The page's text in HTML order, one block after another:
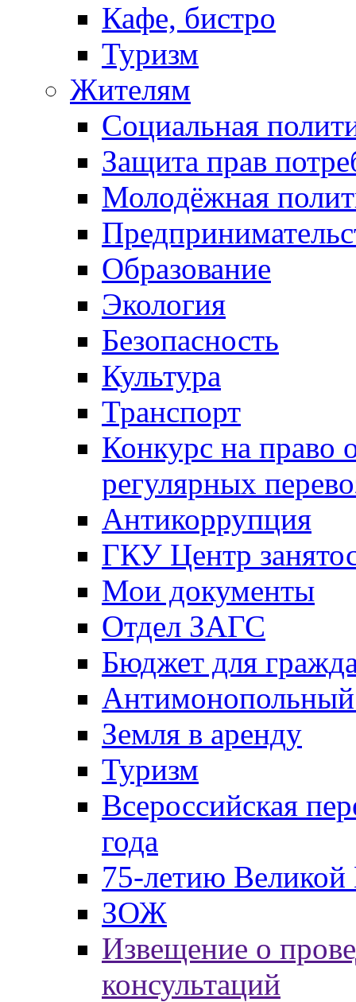
Кафе, бистро
Туризм
Жителям
Социальная
Защита прав
Молодёжная
Образование
Экология
Безопасность
Культура
Транспорт
Конкурс на право
регулярных
Антикоррупция
ГКУ Центр
Мои документы
Отдел ЗАГС
Бюджет для
Антимонопольный
Земля в аренду
Туризм
Всероссийская
года
75-летию
ЗОЖ
Извещение о
консультаций